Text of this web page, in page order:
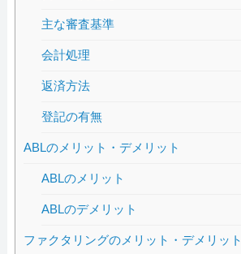
主な審査基準
会計処理
返済方法
登記の有無
ABLのメリット・デメリット
ABLのメリット
ABLのデメリット
ファクタリングのメリット・デメリット